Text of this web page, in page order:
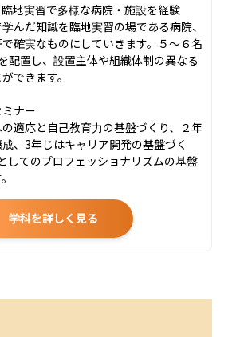
地実習で多様な病院・施設を経験
んだ知識を臨地実習の場である病院、
確実なものにしていきます。５〜６名
配置し、設置主体や組織体制の異なる
できます。
ナー
適応と自己教育力の基盤づくり、２年
、3年じはキャリア開発の基盤づく
してのプロフェッショナリズムの基盤
学科を詳しく見る